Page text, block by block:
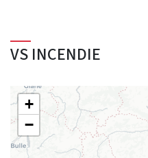
VS INCENDIE
+
−